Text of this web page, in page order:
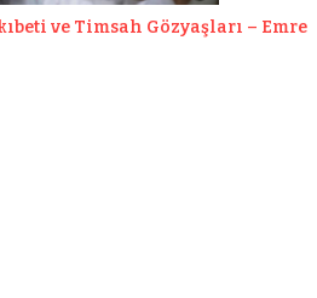
ve Timsah Gözyaşları – Emre